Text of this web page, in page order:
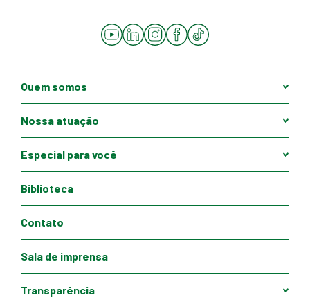
YouTube
LinkedInInstagramFacebook
Tiktok
Quem somos
Nossa atuação
Especial para você
Biblioteca
Contato
Sala de imprensa
Transparência